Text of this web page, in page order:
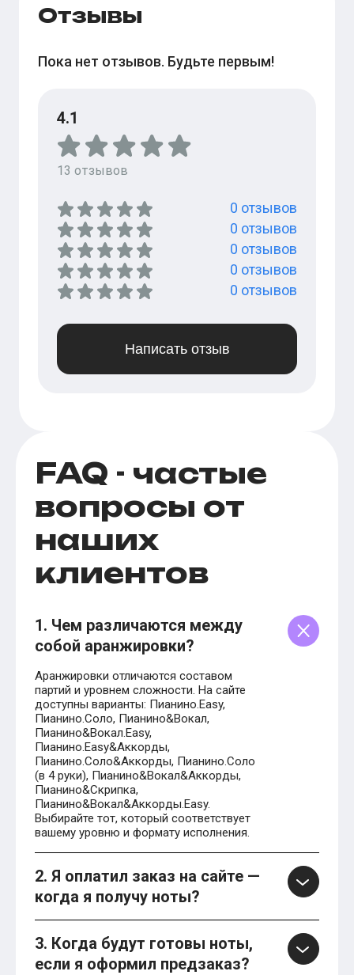
Отзывы
Пока нет отзывов. Будьте первым!
4.1
13 отзывов
0 отзывов
0 отзывов
0 отзывов
0 отзывов
0 отзывов
Написать отзыв
FAQ - частые
вопросы от
наших
клиентов
1. Чем различаются между
собой аранжировки?
Аранжировки отличаются составом
партий и уровнем сложности. На сайте
доступны варианты: Пианино.Easy,
Пианино.Соло, Пианино&Вокал,
Пианино&Вокал.Easy,
Пианино.Easy&Аккорды,
Пианино.Соло&Аккорды, Пианино.Соло
(в 4 руки), Пианино&Вокал&Аккорды,
Пианино&Скрипка,
Пианино&Вокал&Аккорды.Easy.
Выбирайте тот, который соответствует
вашему уровню и формату исполнения.
2. Я оплатил заказ на сайте —
когда я получу ноты?
3. Когда будут готовы ноты,
если я оформил предзаказ?